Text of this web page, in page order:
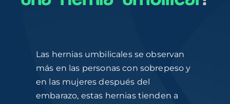
Las hernias umbilicales se observan
más en las personas con sobrepeso y
en las mujeres después del
embarazo, estas hernias tienden a